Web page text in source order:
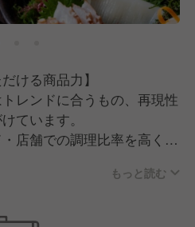
ける商品力】
レンドに合うもの、再現性
ています。
店舗での調理比率を高くす
リクエストにも応えられる
もっと読む